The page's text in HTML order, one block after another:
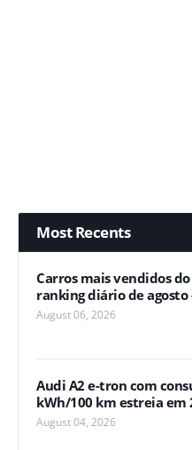
Most Recents
Carros mais vendidos
ranking diário de agosto
August 06, 2026
Audi A2 e-tron com
kWh/100 km estreia em
August 04, 2026